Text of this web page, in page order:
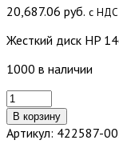
20,687.06 руб. с НДС
Жесткий диск HP
1000 в наличии
Количество
товара
Жесткий
диск
В корзину
Артикул: 422587-